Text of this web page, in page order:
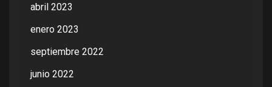
abril 2023
enero 2023
septiembre 2022
junio 2022